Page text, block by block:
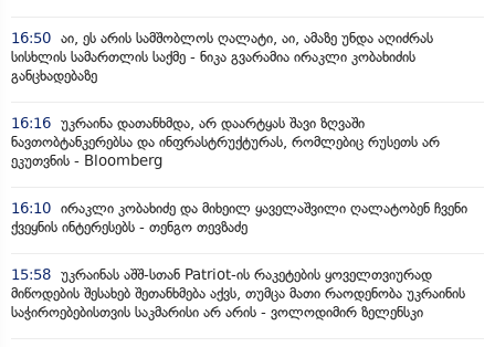
16:50 აი, ეს არის სამშობლოს ღალატი, აი, ამაზე უნდა აღიძრას
სისხლის სამართლის საქმე - ნიკა გვარამია ირაკლი კობახიძის
განცხადებაზე
16:16 უკრაინა დათანხმდა, არ დაარტყას შავი ზღვაში
ნავთობტანკერებსა და ინფრასტრუქტურას, რომლებიც რუსეთს არ
ეკუთვნის - Bloomberg
16:10 ირაკლი კობახიძე და მიხეილ ყაველაშვილი ღალატობენ ჩვენი
ქვეყნის ინტერესებს - თენგო თევზაძე
15:58 უკრაინას აშშ-სთან Patriot-ის რაკეტების ყოველთვიურად
მიწოდების შესახებ შეთანხმება აქვს, თუმცა მათი რაოდენობა უკრაინის
საჭიროებებისთვის საკმარისი არ არის - ვოლოდიმირ ზელენსკი